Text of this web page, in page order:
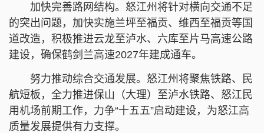
加快完善路网结构。怒江州将针对横向交通不足
的突出问题，加快实施兰坪至福贡、维西至福贡等国
道改造，积极推进云龙至泸水、六库至片马高速公路
建设，确保鹤剑兰高速2027年建成通车。
努力推动综合交通发展。怒江州将聚焦铁路、民
航短板，全力推进保山（大理）至泸水铁路、怒江民
用机场前期工作，力争“十五五”启动建设，为怒江高
质量发展提供有力支撑。